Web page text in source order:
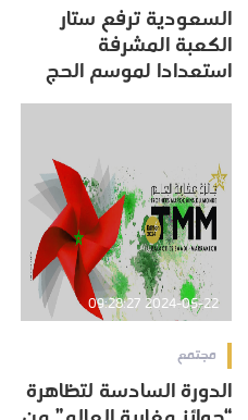
السعودية ترفع ستار
الكعبة المشرفة
استعدادا لموسم الحج
2024-05-22 09:28:27
مجتمع
الدورة السادسة لتظاهرة